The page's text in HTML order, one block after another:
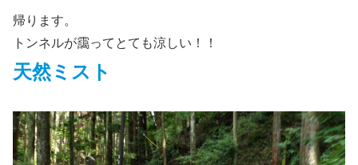
帰ります。
トンネルが靄ってとても涼しい！！
天然ミスト